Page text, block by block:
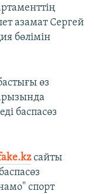
азамат Сергей
бөлімін
өз
баспасөз
сайты
спорт